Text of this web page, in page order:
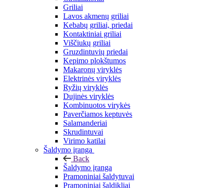
Griliai
Lavos akmenų griliai
Kebabų griliai, priedai
Kontaktiniai griliai
Viščiukų griliai
Gruzdintuvių priedai
Kepimo plokštumos
Makaronų viryklės
Elektrinės viryklės
Ryžių viryklės
Dujinės viryklės
Kombinuotos virykės
Paverčiamos keptuvės
Salamanderiai
Skrudintuvai
Virimo katilai
Šaldymo įranga
Back
Šaldymo įranga
Pramoniniai šaldytuvai
Pramoniniai šaldikliai